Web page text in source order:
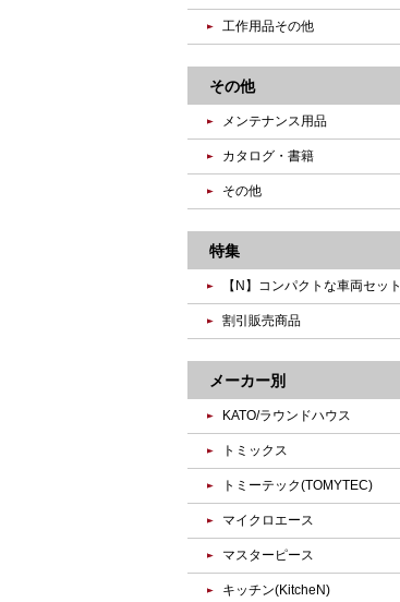
工作用品その他
その他
メンテナンス用品
カタログ・書籍
その他
特集
【N】コンパクトな車両セット
割引販売商品
メーカー別
KATO/ラウンドハウス
トミックス
トミーテック(TOMYTEC)
マイクロエース
マスターピース
キッチン(KitcheN)